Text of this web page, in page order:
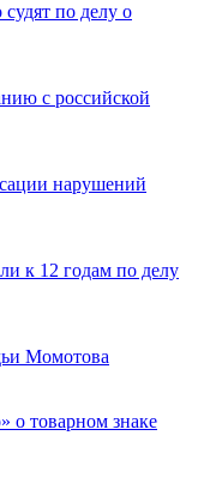
по делу о
с российской
нарушений
к 12 годам по делу
Момотова
о товарном знаке